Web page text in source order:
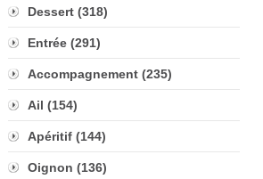
Dessert (318)
Entrée (291)
Accompagnement (235)
Ail (154)
Apéritif (144)
Oignon (136)